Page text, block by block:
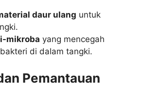
daur ulang untuk
mikroba yang mencegah
di dalam tangki.
Pemantauan